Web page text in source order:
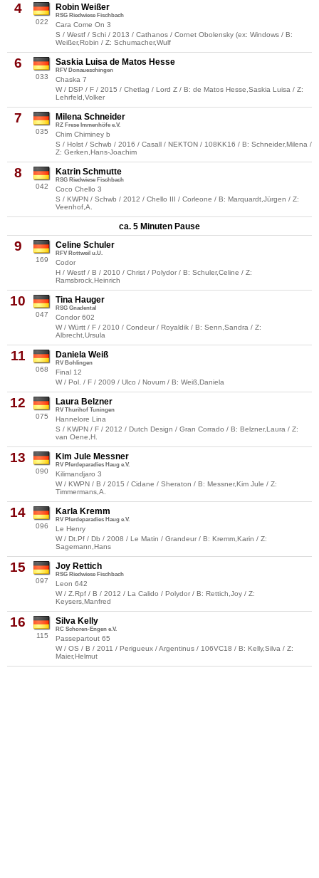
4
022
Robin Weißer
RSG Riedwiese Fischbach
Cara Come On 3
S / Westf / Schi / 2013 / Cathanos / Cornet Obolensky (ex: Windows / B:
Weißer,Robin / Z: Schumacher,Wulf
6
033
Saskia Luisa de Matos Hesse
RFV Donaueschingen
Chaska 7
W / DSP / F / 2015 / Chetlag / Lord Z / B: de Matos Hesse,Saskia Luisa / Z:
Lehrfeld,Volker
7
035
Milena Schneider
RZ Frese Immenhöfe e.V.
Chim Chiminey b
S / Holst / Schwb / 2016 / Casall / NEKTON / 108KK16 / B: Schneider,Milena /
Z: Gerken,Hans-Joachim
8
042
Katrin Schmutte
RSG Riedwiese Fischbach
Coco Chello 3
S / KWPN / Schwb / 2012 / Chello III / Corleone / B: Marquardt,Jürgen / Z:
Veenhof,A.
ca. 5 Minuten Pause
9
169
Celine Schuler
RFV Rottweil u.U.
Codor
H / Westf / B / 2010 / Christ / Polydor / B: Schuler,Celine / Z:
Ramsbrock,Heinrich
10
047
Tina Hauger
RSG Gnadental
Condor 602
W / Württ / F / 2010 / Condeur / Royaldik / B: Senn,Sandra / Z:
Albrecht,Ursula
11
068
Daniela Weiß
RV Bohlingen
Final 12
W / Pol. / F / 2009 / Ulco / Novum / B: Weiß,Daniela
12
075
Laura Belzner
RV Thurihof Tuningen
Hannelore Lina
S / KWPN / F / 2012 / Dutch Design / Gran Corrado / B: Belzner,Laura / Z:
van Oene,H.
13
090
Kim Jule Messner
RV Pferdeparadies Haug e.V.
Kilimandjaro 3
W / KWPN / B / 2015 / Cidane / Sheraton / B: Messner,Kim Jule / Z:
Timmermans,A.
14
096
Karla Kremm
RV Pferdeparadies Haug e.V.
Le Henry
W / Dt.Pf / Db / 2008 / Le Matin / Grandeur / B: Kremm,Karin / Z:
Sagemann,Hans
15
097
Joy Rettich
RSG Riedwiese Fischbach
Leon 642
W / Z.Rpf / B / 2012 / La Calido / Polydor / B: Rettich,Joy / Z:
Keysers,Manfred
16
115
Silva Kelly
RC Schoren-Engen e.V.
Passepartout 65
W / OS / B / 2011 / Perigueux / Argentinus / 106VC18 / B: Kelly,Silva / Z:
Maier,Helmut